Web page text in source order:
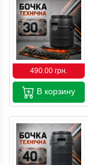
490.00 грн.
В корзину